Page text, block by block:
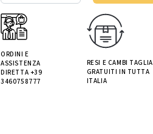
ORDINI E
ASSISTENZA
DIRETTA +39
3460758777
RESI E CAMBI TAGLIA
GRATUITI IN TUTTA
ITALIA